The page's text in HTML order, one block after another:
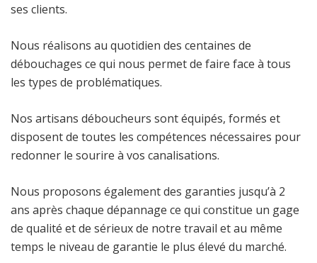
ses clients.
Nous réalisons au quotidien des centaines de
débouchages ce qui nous permet de faire face à tous
les types de problématiques.
Nos artisans déboucheurs sont équipés, formés et
disposent de toutes les compétences nécessaires pour
redonner le sourire à vos canalisations.
Nous proposons également des garanties jusqu’à 2
ans après chaque dépannage ce qui constitue un gage
de qualité et de sérieux de notre travail et au même
temps le niveau de garantie le plus élevé du marché.